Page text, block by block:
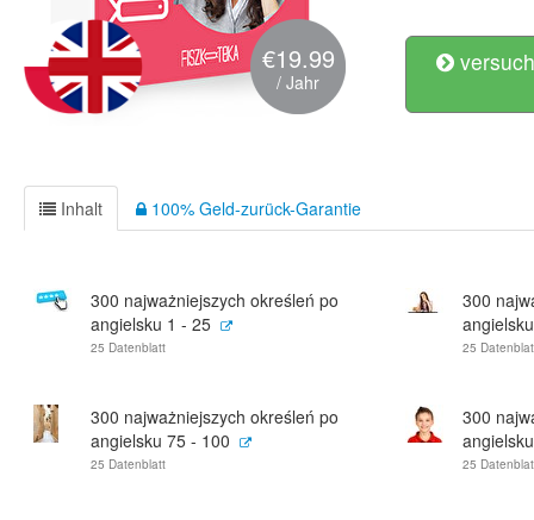
€19.99
/ Jahr
Inhalt 100% Geld-zurück-Garantie
300 najważniejszych określeń po
angielsku 1 - 25
25 Datenblatt
300
25
300 najważniejszych określeń po
angielsku 75 - 100
25 Datenblatt
300
25